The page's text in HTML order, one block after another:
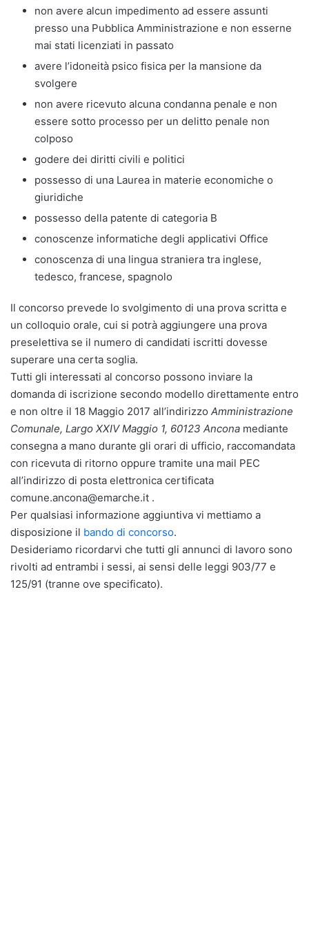
non avere alcun impedimento ad essere assunti
presso una Pubblica Amministrazione e non esserne
mai stati licenziati in passato
avere l’idoneità psico fisica per la mansione da
svolgere
non avere ricevuto alcuna condanna penale e non
essere sotto processo per un delitto penale non
colposo
godere dei diritti civili e politici
possesso di una Laurea in materie economiche o
giuridiche
possesso della patente di categoria B
conoscenze informatiche degli applicativi Office
conoscenza di una lingua straniera tra inglese,
tedesco, francese, spagnolo
Il concorso prevede lo svolgimento di una prova scritta e
un colloquio orale, cui si potrà aggiungere una prova
preselettiva se il numero di candidati iscritti dovesse
superare una certa soglia.
Tutti gli interessati al concorso possono inviare la
domanda di iscrizione secondo modello direttamente entro
e non oltre il 18 Maggio 2017 all’indirizzo Amministrazione
Comunale, Largo XXIV Maggio 1, 60123 Ancona mediante
consegna a mano durante gli orari di ufficio, raccomandata
con ricevuta di ritorno oppure tramite una mail PEC
all’indirizzo di posta elettronica certificata
comune.ancona@emarche.it .
Per qualsiasi informazione aggiuntiva vi mettiamo a
disposizione il bando di concorso.
Desideriamo ricordarvi che tutti gli annunci di lavoro sono
rivolti ad entrambi i sessi, ai sensi delle leggi 903/77 e
125/91 (tranne ove specificato).